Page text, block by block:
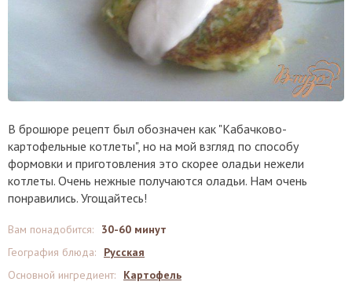
В брошюре рецепт был обозначен как "Кабачково-
картофельные котлеты", но на мой взгляд по способу
формовки и приготовления это скорее оладьи нежели
котлеты. Очень нежные получаются оладьи. Нам очень
понравились. Угощайтесь!
Вам понадобится:
30-60 минут
География блюда:
Русская
Основной ингредиент:
Картофель